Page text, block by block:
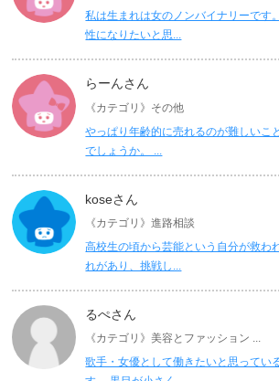
私は生まれは女のノンバイナリーです
性になりたいと思...
らーんさん
《カテゴリ》その他
やっぱり年齢的に売れるのが難しいこ
でしょうか。 ...
koseさん
《カテゴリ》進路相談
高校生の頃から芸能という自分が救わ
れがあり、挑戦し...
るぺさん
《カテゴリ》美容とファッション ...
歌手・女優として働きたいと思ってい